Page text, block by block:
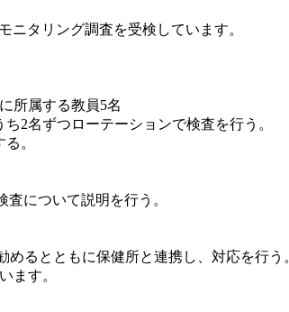
タリング調査を受検しています。
に所属する教員5名
名ずつローテーションで検査を行う。
る。
査について説明を行う。
めるとともに保健所と連携し、対応を行
ます。